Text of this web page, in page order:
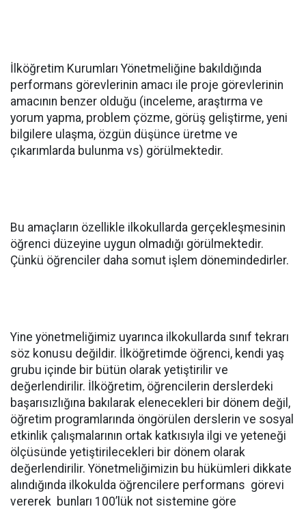
İlköğretim Kurumları Yönetmeliğine bakıldığında
performans görevlerinin amacı ile proje görevlerinin
amacının benzer olduğu (inceleme, araştırma ve
yorum yapma, problem çözme, görüş geliştirme, yeni
bilgilere ulaşma, özgün düşünce üretme ve
çıkarımlarda bulunma vs) görülmektedir.
Bu amaçların özellikle ilkokullarda gerçekleşmesinin
öğrenci düzeyine uygun olmadığı görülmektedir.
Çünkü öğrenciler daha somut işlem dönemindedirler.
Yine yönetmeliğimiz uyarınca ilkokullarda sınıf tekrarı
söz konusu değildir. İlköğretimde öğrenci, kendi yaş
grubu içinde bir bütün olarak yetiştirilir ve
değerlendirilir. İlköğretim, öğrencilerin derslerdeki
başarısızlığına bakılarak elenecekleri bir dönem değil,
öğretim programlarında öngörülen derslerin ve sosyal
etkinlik çalışmalarının ortak katkısıyla ilgi ve yeteneği
ölçüsünde yetiştirilecekleri bir dönem olarak
değerlendirilir. Yönetmeliğimizin bu hükümleri dikkate
alındığında ilkokulda öğrencilere performans görevi
vererek bunları 100’lük not sistemine göre